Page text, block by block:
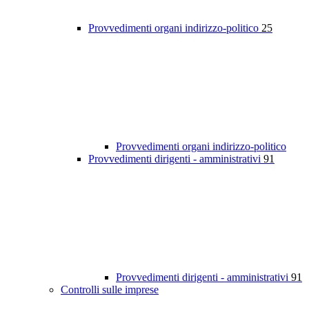
Provvedimenti organi indirizzo-politico 25
Provvedimenti organi indirizzo-politico
Provvedimenti dirigenti - amministrativi 91
Provvedimenti dirigenti - amministrativi 91
Controlli sulle imprese